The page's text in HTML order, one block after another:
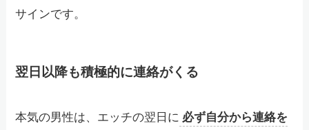
サインです。
翌日以降も積極的に連絡がくる
本気の男性は、エッチの翌日に 必ず自分から連絡を